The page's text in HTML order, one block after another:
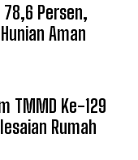
Persen,
Aman
TMMD Ke-129
Rumah